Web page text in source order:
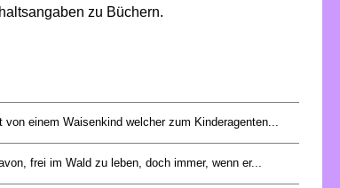
zu Büchern.
von einem Waisenkind welcher zum Kinderagenten...
frei im Wald zu leben, doch immer, wenn er...